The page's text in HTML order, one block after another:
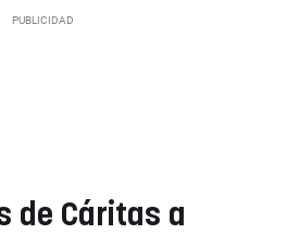
de Cáritas a